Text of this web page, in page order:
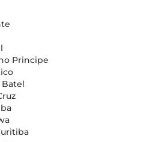
Principe
Batel